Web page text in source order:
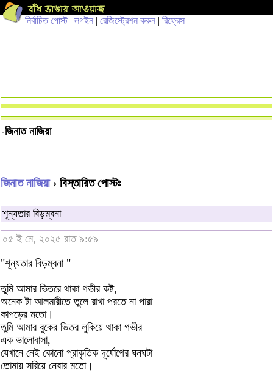
নির্বাচিত পোস্ট| লগইন | রেজিস্ট্রেশন করুন | রিফ্রেস
জিনাত নাজিয়া
জিনাত নাজিয়া› বিস্তারিত পোস্টঃ
শূন্যতার বিড়ম্বনা
০৫ ই মে, ২০২৫ রাত ৯:৫৯
"শূন্যতার বিড়ম্বনা "
তুমি আমার ভিতরে থাকা গভীর কষ্ট,
অনেক টা আলমারীতে তুলে রাখা পরতে না পারা
কাপড়ের মতো।
তুমি আমার বুকের ভিতর লুকিয়ে থাকা গভীর
এক ভালোবাসা,
যেখানে নেই কোনো প্রাকৃতিক দূর্যোগের ঘনঘটা
তোমায় সরিয়ে নেবার মতো।